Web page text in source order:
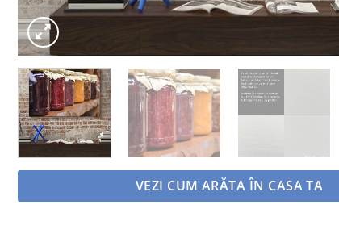
VEZI CUM ARĂTA ÎN CASA TA